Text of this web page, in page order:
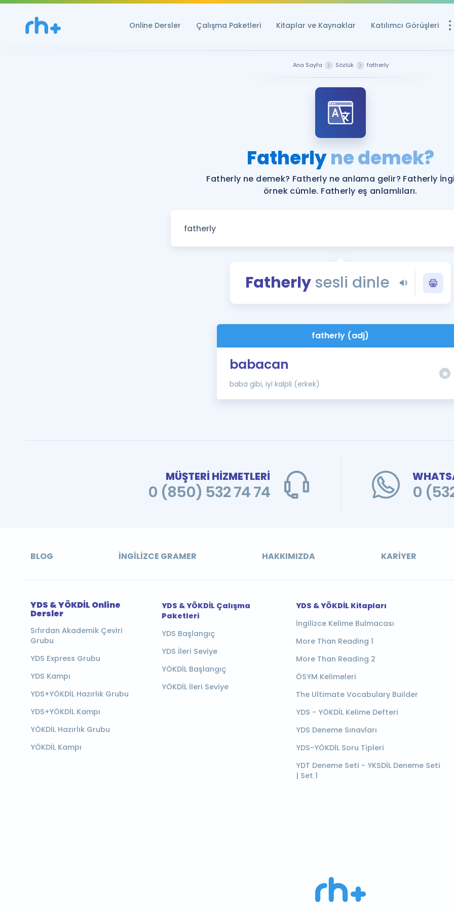
Online Dersler Çalışma Paketleri Kitaplar ve Kaynaklar Katılımcı Görüşleri
YDS ve YÖKDİL
Rehberlik Aracı
YDS ve YÖKDİL'e
Tüm ÖSYM
YDS - YÖKDİL
İngilizce Gramer
Ana Sayfa Sözlük fatherly
Fatherlyne demek?
Fatherly ne demek? Fatherly ne anlama gelir? Fatherly
örnek cümle. Fatherly eş anlamlıları.
Fatherlysesli dinle
fatherly (adj)
babacan
baba gibi, iyi kalpli (erkek)
MÜŞTERİ HİZMETLERİ
0 (850) 532 74 74 0
BLOG İNGILIZCE GRAMER HAKKIMIZDA KARIYER
YDS & YÖKDİL Online
Dersler
Sıfırdan Akademik Çeviri
Grubu
YDS Express Grubu
YDS Kampı
YDS+YÖKDİL Hazırlık Grubu
YDS+YÖKDİL Kampı
YÖKDİL Hazırlık Grubu
YÖKDİL Kampı
YDS & YÖKDİL Çalışma
Paketleri
YDS Başlangıç
YDS İleri Seviye
YÖKDİL Başlangıç
YÖKDİL İleri Seviye
YDS & YÖKDİL Kitapları
İngilizce Kelime Bulmacası
More Than Reading 1
More Than Reading 2
ÖSYM Kelimeleri
The Ultimate Vocabulary Builder
YDS - YÖKDİL Kelime Defteri
YDS Deneme Sınavları
YDS-YÖKDİL Soru Tipleri
YDT Deneme Seti - YKSDİL Deneme Seti
| Set 1